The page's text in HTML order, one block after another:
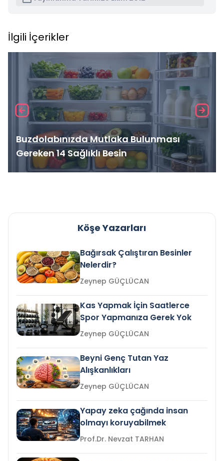
İlgili İçerikler
Buzdolabınızda Mutlaka Bulunması
Gereken 14 Sağlıklı Besin
Köşe Yazarları
Bağırsak Çalıştıran Besinler
Nelerdir?
Zeynep GÜÇLÜCAN
Kas Yapmak İçin Saatlerce
Spor Yapmanıza Gerek Yok
Zeynep GÜÇLÜCAN
Beyni Genç Tutan Yaz
Alışkanlıkları
Zeynep GÜÇLÜCAN
Yapay zeka çağında insan
olmayı koruyabilmek
Prof.Dr. Nevzat TARHAN